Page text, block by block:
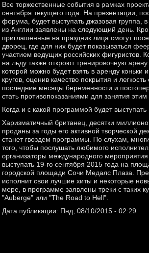
Все торжественные события в рамках
сентября текущего года. На презентации,
форума, будет выступать джазовая группа,
из Англии заявлены на следующий день.
приглашенные на праздник лица смогут
дворец, где для них будет показываться
участием ведущих российских фигуристов.
на льду также откроют тренировочную арену
которой можно будет взять в аренду коньки
кругов, оценив качество покрытия и легкость
последние месяцы беременности и
стать противопоказаниями для занятия этим
Когда и с какой программой будет
Харизматичный британец, десятки
проданы за годы его активной творческой
станет гвоздем программы. По слухам,
того, чтобы послушать любимого
организаторы международного
выступать 19-го сентября 2015 года на
городской площади Сочи Медалс Плаза.
исполнит свои лучшие хиты и некоторые
мере, в программе заявлены треки с таких
"Auberge" или "The Road to Hell".
Дата публикации: Пнд, 08/10/2015 - 02:29